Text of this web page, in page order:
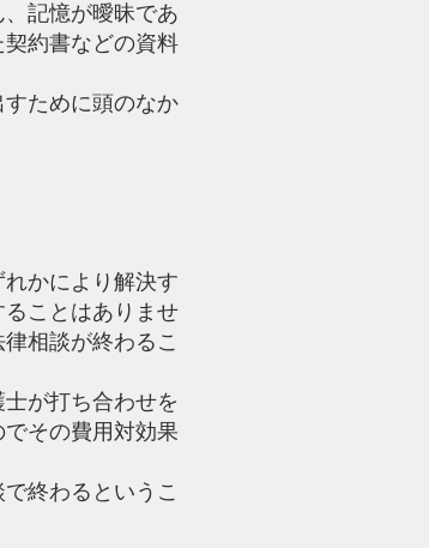
記憶が曖昧であ
約書などの資料
ために頭のなか
かにより解決す
ことはありませ
相談が終わるこ
が打ち合わせを
その費用対効果
終わるというこ